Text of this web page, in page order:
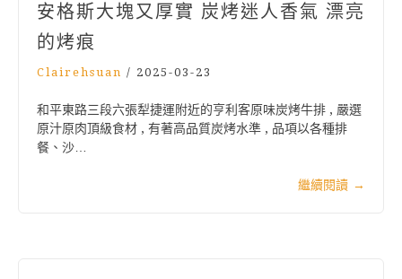
安格斯大塊又厚實 炭烤迷人香氣 漂亮
的烤痕
Clairehsuan / 2025-03-23
和平東路三段六張犁捷運附近的亨利客原味炭烤牛排 , 嚴選
原汁原肉頂級食材 , 有著高品質炭烤水準 , 品項以各種排
餐、沙…
繼續閱讀 →